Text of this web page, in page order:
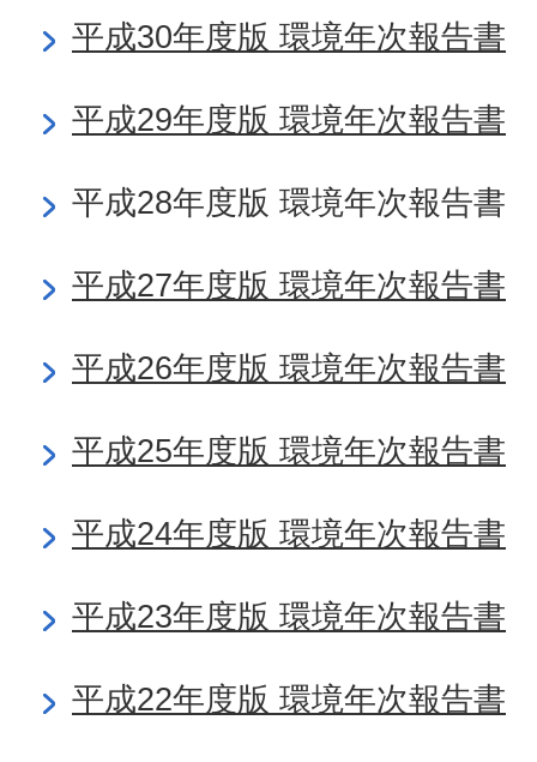
平成30年度版 環境年次報告書
平成29年度版 環境年次報告書
平成28年度版 環境年次報告書
平成27年度版 環境年次報告書
平成26年度版 環境年次報告書
平成25年度版 環境年次報告書
平成24年度版 環境年次報告書
平成23年度版 環境年次報告書
平成22年度版 環境年次報告書